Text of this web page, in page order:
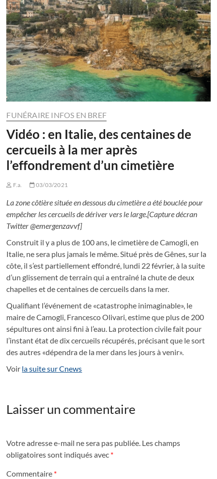
FUNÉRAIRE INFOS EN BREF
Vidéo : en Italie, des centaines de
cercueils à la mer après
l’effondrement d’un cimetière
F.a. 03/03/2021
La zone côtière située en dessous du cimetière a été bouclée pour
empêcher les cercueils de dériver vers le large.[Capture décran
Twitter @emergenzavvf]
Construit il y a plus de 100 ans, le cimetière de Camogli, en
Italie, ne sera plus jamais le même. Situé près de Gênes, sur la
côte, il s’est partiellement effondré, lundi 22 février, à la suite
d’un glissement de terrain qui a entraîné la chute de deux
chapelles et de centaines de cercueils dans la mer.
Qualifiant l’événement de «catastrophe inimaginable», le
maire de Camogli, Francesco Olivari, estime que plus de 200
sépultures ont ainsi fini à l’eau. La protection civile fait pour
l’instant état de dix cercueils récupérés, précisant que le sort
des autres «dépendra de la mer dans les jours à venir».
Voir la suite sur Cnews
Laisser un commentaire
Votre adresse e-mail ne sera pas publiée. Les champs
obligatoires sont indiqués avec *
Commentaire *